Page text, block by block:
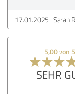
17.01.2025 Sarah
5,00 von 5
SEHR